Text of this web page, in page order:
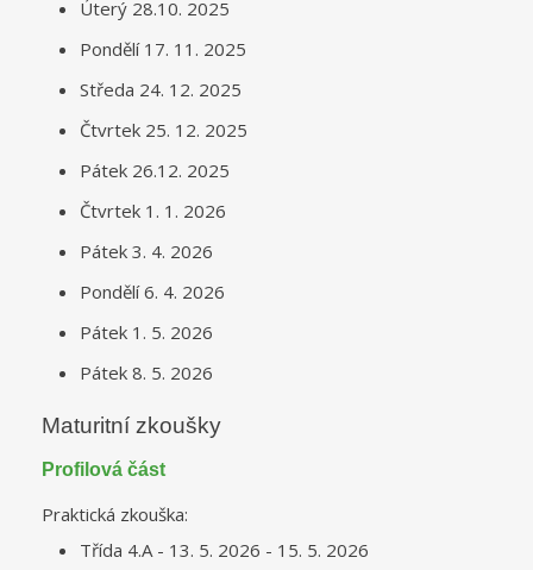
Úterý 28.10. 2025
Pondělí 17. 11. 2025
Středa 24. 12. 2025
Čtvrtek 25. 12. 2025
Pátek 26.12. 2025
Čtvrtek 1. 1. 2026
Pátek 3. 4. 2026
Pondělí 6. 4. 2026
Pátek 1. 5. 2026
Pátek 8. 5. 2026
Maturitní zkoušky
Profilová část
Praktická zkouška:
Třída 4.A - 13. 5. 2026 - 15. 5. 2026